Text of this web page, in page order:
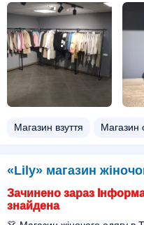
Магазин взуття Магазин
«Lily» магазин
Зачинено зараз
знайдена